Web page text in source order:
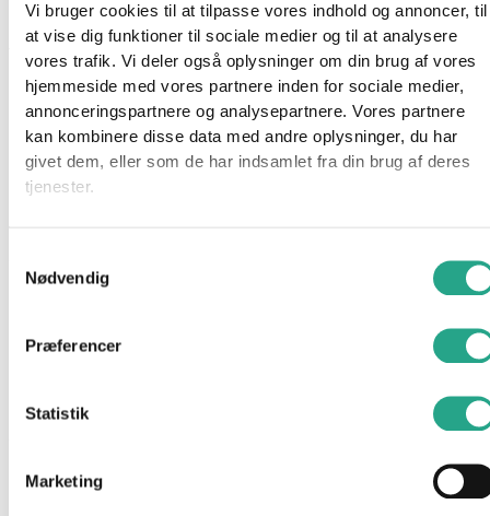
Vi bruger cookies til at tilpasse vores indhold og annoncer, til
at vise dig funktioner til sociale medier og til at analysere
vores trafik. Vi deler også oplysninger om din brug af vores
hjemmeside med vores partnere inden for sociale medier,
annonceringspartnere og analysepartnere. Vores partnere
kan kombinere disse data med andre oplysninger, du har
givet dem, eller som de har indsamlet fra din brug af deres
tjenester.
Nødvendig
Præferencer
Statistik
Marketing
Denne fjerlette strækvikle fra MOBY er lavet af stof med høj
ydeevne og et unikt åndbart mesh materiale, der hjælper dig
med at holde dig kølig, mens du bevæger dig hele dagen.
Uanset om du har brug for selvforkælelse og velvære, eller du
mangler frie hænder til en aktiv toddler eller dagens andre
gøremål, kan du holde din baby tæt, tryg og tilfreds med MOBY
Strækviklen er lavet af 100% polyester og kan bruges fra nyfødt
og op til ca. 13,5 kg. Da det er 1-vejs stræk, bliver barnet ikke
Denne vikle er ONE-Size fits all og er ca. 4,8 m lang, så den
Kan maskinvaskes ved 30 grader.